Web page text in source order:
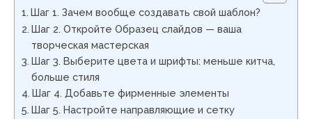
Шаг 1. Зачем вообще создавать свой шаблон?
Шаг 2. Откройте Образец слайдов — ваша
творческая мастерская
Шаг 3. Выберите цвета и шрифты: меньше китча,
больше стиля
Шаг 4. Добавьте фирменные элементы
Шаг 5. Настройте направляющие и сетку